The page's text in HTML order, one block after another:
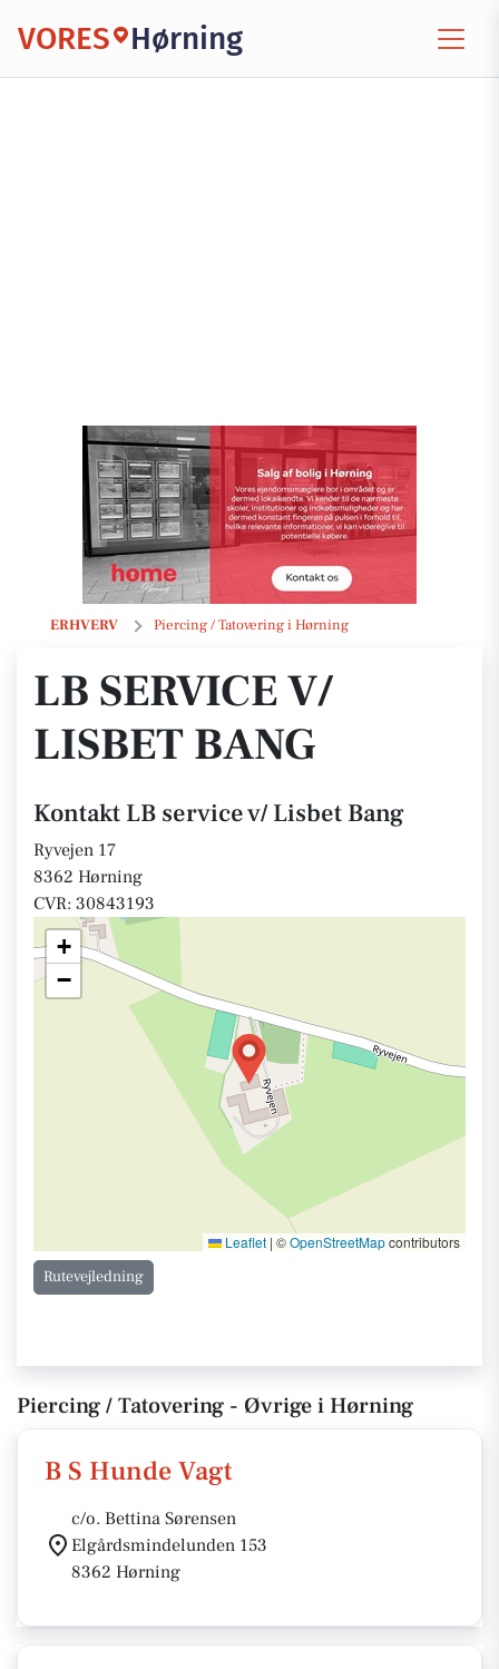
VORES Hørning
ERHVERV Piercing / Tatovering i Hørning
LB service v/ Lisbet Bang
LB SERVICE V/
LISBET BANG
Kontakt LB service v/ Lisbet Bang
Ryvejen 17
8362 Hørning
CVR: 30843193
+
−
Leaflet | ©OpenStreetMapcontributors
Rutevejledning
Piercing / Tatovering - Øvrige i Hørning
B S Hunde Vagt
c/o. Bettina Sørensen
Elgårdsmindelunden 153
8362 Hørning